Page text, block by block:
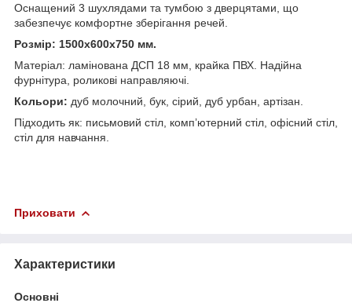
Оснащений 3 шухлядами та тумбою з дверцятами, що
забезпечує комфортне зберігання речей.
Розмір: 1500х600х750 мм.
Матеріал: ламінована ДСП 18 мм, крайка ПВХ. Надійна
фурнітура, роликові направляючі.
Кольори: дуб молочний, бук, сірий, дуб урбан, артізан.
Підходить як: письмовий стіл, комп’ютерний стіл, офісний стіл,
стіл для навчання.
Приховати
Характеристики
Основні